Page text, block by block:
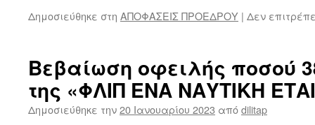
Δημοσιεύθηκε στη ΑΠΟΦΑΣΕΙΣ ΠΡΟΕΔΡΟΥ | Δεν
Βεβαίωση οφειλής ποσού
της «ΦΛΙΠ ΕΝΑ ΝΑΥΤΙΚΗ
Δημοσιεύθηκε την20 Ιανουαρίου 2023 απόdilitap